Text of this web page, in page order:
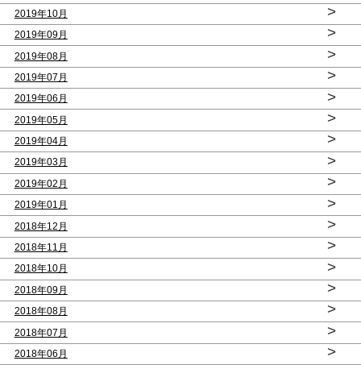
2019年10月 >
2019年09月 >
2019年08月 >
2019年07月 >
2019年06月 >
2019年05月 >
2019年04月 >
2019年03月 >
2019年02月 >
2019年01月 >
2018年12月 >
2018年11月 >
2018年10月 >
2018年09月 >
2018年08月 >
2018年07月 >
2018年06月 >